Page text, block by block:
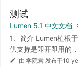
测试
Lumen 5.1 中文文档
1、简介 Lumen植根
供支持是即开即用的
由 学院君 发布于10